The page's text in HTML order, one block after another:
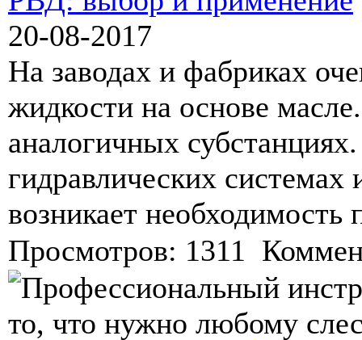
20-08-2017
На заводах и фабриках
жидкости на основе
аналогичных
гидравлических системах
возникает необходимость
Просмотров: 1311